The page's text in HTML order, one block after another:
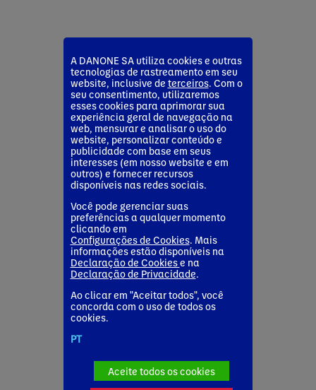
A DANONE SA utiliza cookies e outras
tecnologias de rastreamento em seu
website, inclusive de terceiros . Com o
seu consentimento, utilizaremos
esses cookies para aprimorar sua
experiência geral de navegação na
web, mensurar e analisar o uso do
website, personalizar conteúdo e
publicidade com base em seus
interesses (em nosso website e em
outros) e fornecer recursos
disponíveis nas redes sociais.
Você pode gerenciar suas
preferências a qualquer momento
clicando em
Configurações de Cookies . Mais
informações estão disponíveis na
Declaração de Cookiese na
Declaração de Privacidade
Ao clicar em "Aceitar todos", você
concorda com o uso de todos os
cookies.
PT
Aceite todos os cookies